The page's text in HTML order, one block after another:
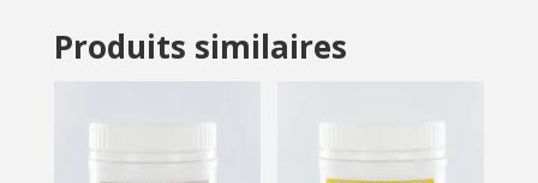
Produits similaires